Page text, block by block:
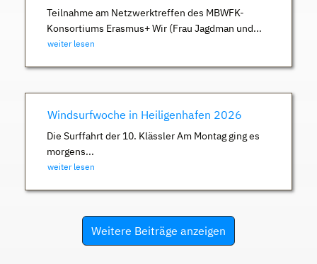
Teilnahme am Netzwerktreffen des MBWFK-
Konsortiums Erasmus+ Wir (Frau Jagdman und...
weiter lesen
Windsurfwoche in Heiligenhafen 2026
Die Surffahrt der 10. Klässler Am Montag ging es
morgens...
weiter lesen
Weitere Beiträge anzeigen